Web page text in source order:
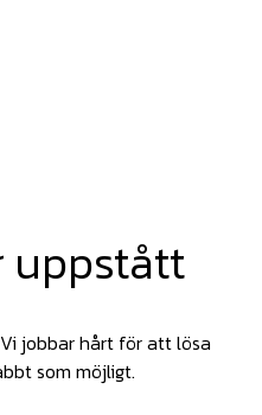
uppstått
jobbar hårt för att lösa
som möjligt.